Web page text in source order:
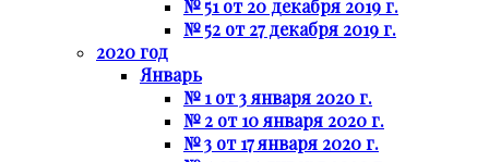
№ 51 от 20 декабря 2019 г.
№ 52 от 27 декабря 2019 г.
2020 год
Январь
№ 1 от 3 января 2020 г.
№ 2 от 10 января 2020 г.
№ 3 от 17 января 2020 г.